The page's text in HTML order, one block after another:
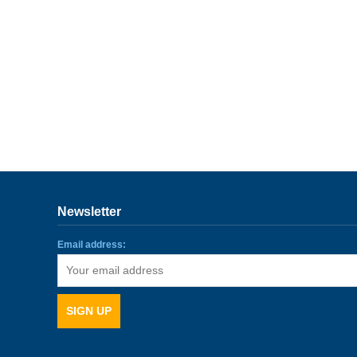
Newsletter
Email address: